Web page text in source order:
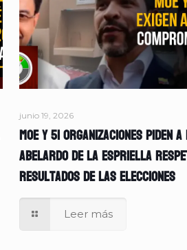
junio 19, 2026
MOE y 51 organizaciones piden
Abelardo de la Espriella
resultados de las elecciones
Leer más